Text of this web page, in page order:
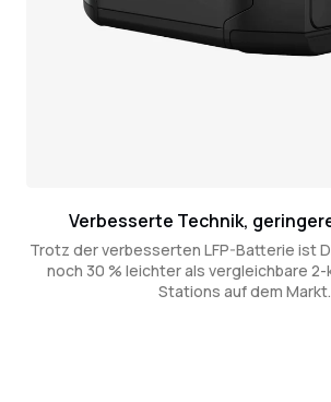
Verbesserte Technik,
Trotz der verbesserten LFP-Batterie ist
noch 30 % leichter als vergleichbare 2-
Stations auf dem Markt.